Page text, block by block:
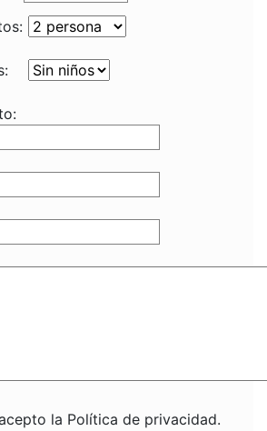
la Política de privacidad.